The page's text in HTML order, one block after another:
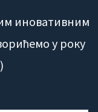
иновативним
у року